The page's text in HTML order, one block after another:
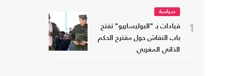
1
سياسة
قيادات بـ "البوليساريو" تفتح
باب النقاش حول مقترح الحكم
الذاتي المغربي